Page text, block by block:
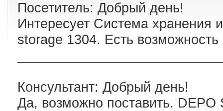
Посетитель: Добрый день!
Интересует Система хранения
storage 1304. Есть возможность
Консультант: Добрый день!
Да, возможно поставить. DEPO